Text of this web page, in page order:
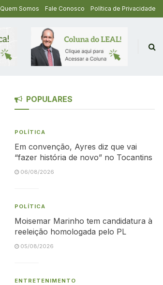
Quem Somos Fale Conosco Política de Privacidade
POPULARES
POLÍTICA
Em convenção, Ayres diz que vai
“fazer história de novo” no Tocantins
06/08/2026
POLÍTICA
Moisemar Marinho tem candidatura à
reeleição homologada pelo PL
05/08/2026
ENTRETENIMENTO